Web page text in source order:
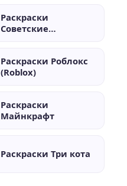
Раскраски
Советские
Раскраски Роблокс
(Roblox)
Раскраски
Майнкрафт
Раскраски Три кота